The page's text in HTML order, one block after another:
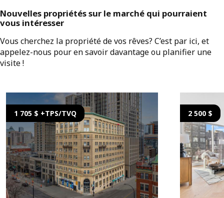
Nouvelles propriétés sur le marché qui pourraient
vous intéresser
Vous cherchez la propriété de vos rêves? C’est par ici, et
appelez-nous pour en savoir davantage ou planifier une
visite !
1 705 $ +TPS/TVQ 2 500 $